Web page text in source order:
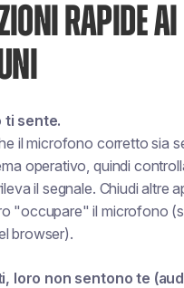
RAPIDE AI
ti sente.
il microfono corretto sia
operativo, quindi
il segnale. Chiudi altre
"occupare" il microfono
browser).
loro non sentono te